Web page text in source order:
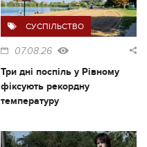
СУСПІЛЬСТВО
07.08.26
Три дні поспіль у Рівному
фіксують рекордну
температуру